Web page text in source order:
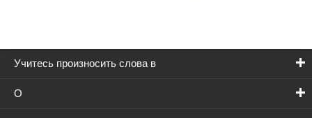
Учитесь произносить слова в
О